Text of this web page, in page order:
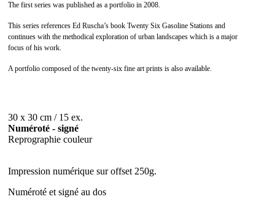
The first series was published as a portfolio in 2008.
This series references Ed Ruscha’s book Twenty Six Gasoline Stations and
continues with the methodical exploration of urban landscapes which is a major
focus of his work.
A portfolio composed of the twenty-six fine art prints is also available.
30 x 30 cm / 15 ex.
Numéroté - signé
Reprographie couleur
Impression numérique sur offset 250g.
Numéroté et signé au dos